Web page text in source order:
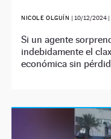
NICOLE OLGUÍN | 10/12/2024|
Si un agente
indebidamente el
económica sin